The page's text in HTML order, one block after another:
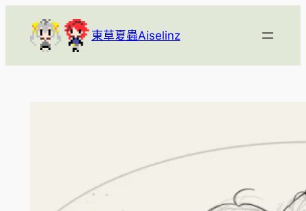
要
東草夏蟲Aiselinz